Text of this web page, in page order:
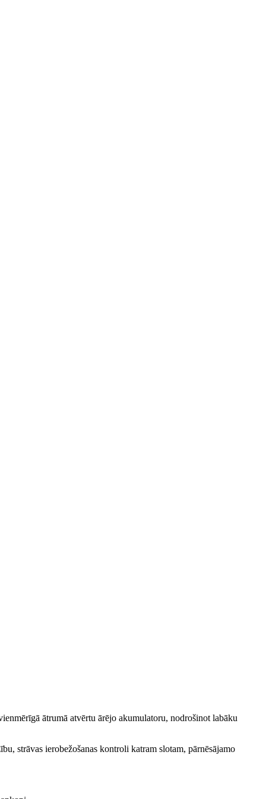
ātrumā atvērtu ārējo akumulatoru, nodrošinot labāku
strāvas ierobežošanas kontroli katram slotam, pārnēsājamo